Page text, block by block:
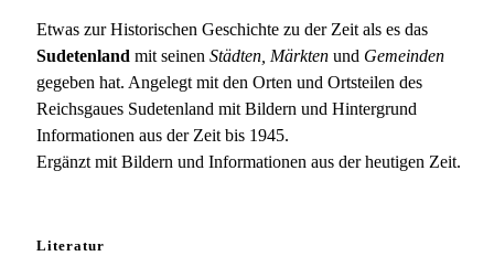
Etwas zur Historischen Geschichte zu der Zeit als es das
Sudetenland mit seinen Städten, Märkten und Gemeinden
gegeben hat. Angelegt mit den Orten und Ortsteilen des
Reichsgaues Sudetenland mit Bildern und Hintergrund
Informationen aus der Zeit bis 1945.
Ergänzt mit Bildern und Informationen aus der heutigen Zeit.
Literatur